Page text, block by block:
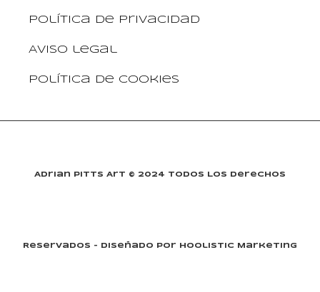
Política de privacidad
Aviso legal
Política de cookies
Adrian Pitts Art © 2024 Todos Los Derechos
Reservados - Diseñado Por Hoolistic Marketing